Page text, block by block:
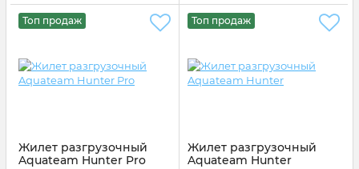
Топ продаж
Жилет разгрузочный
Aquateam Hunter Pro
Топ продаж
Жилет разгрузочный
Aquateam Hunter